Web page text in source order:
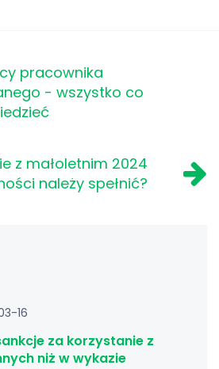
pracownika
- wszystko co
z małoletnim 2024
należy spełnić?
16
za korzystanie z
niż w wykazie